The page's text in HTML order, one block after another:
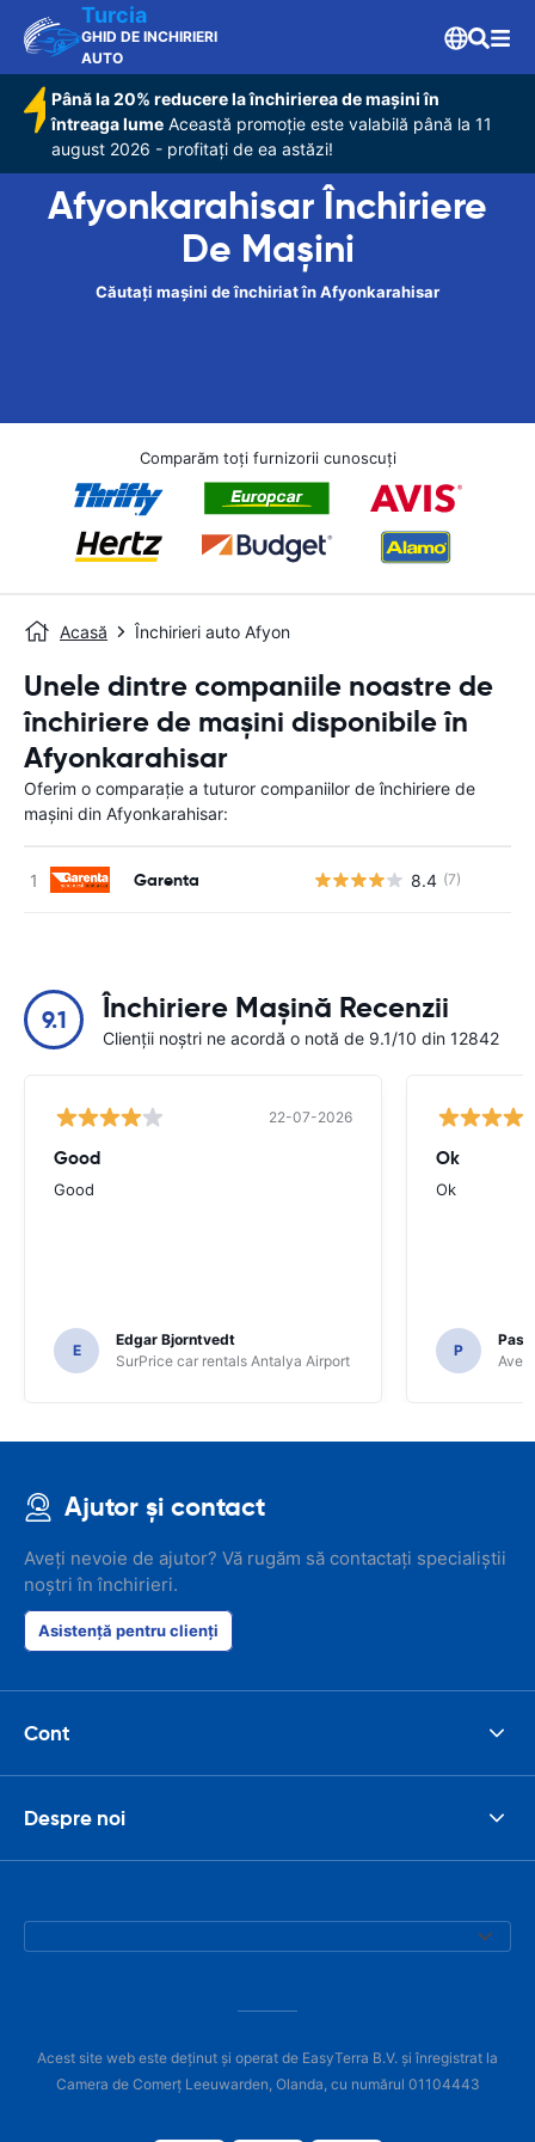
Turcia
GHID DE INCHIRIERI
AUTO
Până la 20% reducere la închirierea de mașini în
întreaga lume Această promoție este valabilă până la 11
august 2026 - profitați de ea astăzi!
Afyonkarahisar Închiriere
De Maşini
Căutați mașini de închiriat în Afyonkarahisar
Comparăm toți furnizorii cunoscuți
Acasă Închirieri auto Afyon
Unele dintre companiile noastre de
închiriere de mașini disponibile în
Afyonkarahisar
Oferim o comparație a tuturor companiilor de închiriere de
mașini din Afyonkarahisar:
Garenta 8.4 (7)
9.1 Închiriere Mașină Recenzii
Clienții noștri ne acordă o notă de 9.1/10 din 12842
22-07-2026
Good
Good
E
Edgar Bjorntvedt
SurPrice car rentals Antalya Airport
Ok
Ok
P
Avec
Ajutor și contact
Aveți nevoie de ajutor? Vă rugăm să contactați specialiștii
noștri în închirieri.
Asistență pentru clienți
Cont
Despre noi
Acest site web este deținut și operat de EasyTerra B.V. și înregistrat la
Camera de Comerț Leeuwarden, Olanda, cu numărul 01104443